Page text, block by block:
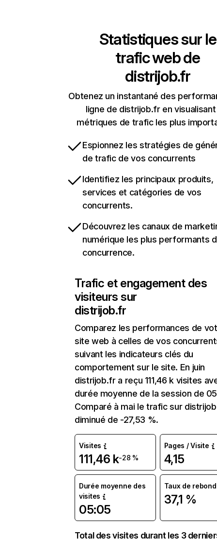
Statistiques sur le
trafic web de
distrijob.fr
Obtenez un instantané des
ligne de distrijob.fr en
métriques de trafic les plus
Espionnez les stratégies de
de trafic de vos concurrents
Identifiez les principaux produits,
services et catégories de vos
concurrents.
Découvrez les canaux de
numérique les plus performants
concurrence.
Trafic et engagement des
visiteurs sur
distrijob.fr
Comparez les performances de
site web à celles de vos
suivant les indicateurs clés du
comportement sur le site. En juin
distrijob.fr a reçu 111,46 k visites
durée moyenne de la session de
Comparé à mai le trafic sur
diminué de -27,53 %.
Visites
111,46 k-28 %
Pages / Visite
4,15
Durée moyenne des
visites
05:05
Taux de rebond
37,1 %
Total des visites durant les 3